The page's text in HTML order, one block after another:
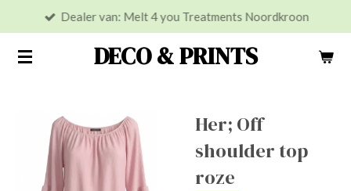
naar
DECO & PRINTS
Dealer van: Melt 4 you Treatments Noordkroon
Her; Off
shoulder top
roze